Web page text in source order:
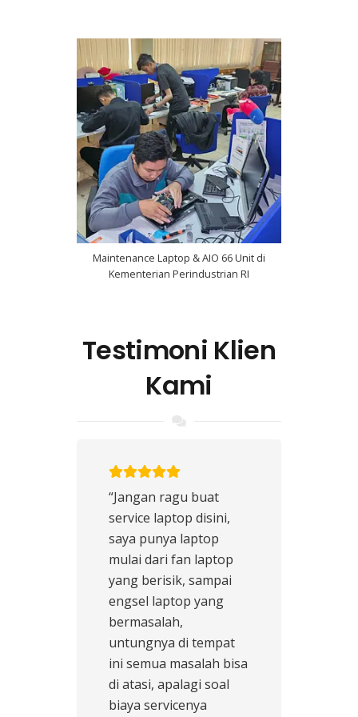
Maintenance Laptop & AIO 66 Unit di
Kementerian Perindustrian RI
Testimoni Klien
Kami
“Jangan ragu buat
service laptop disini,
saya punya laptop
mulai dari fan laptop
yang berisik, sampai
engsel laptop yang
bermasalah,
untungnya di tempat
ini semua masalah bisa
di atasi, apalagi soal
biaya servicenya